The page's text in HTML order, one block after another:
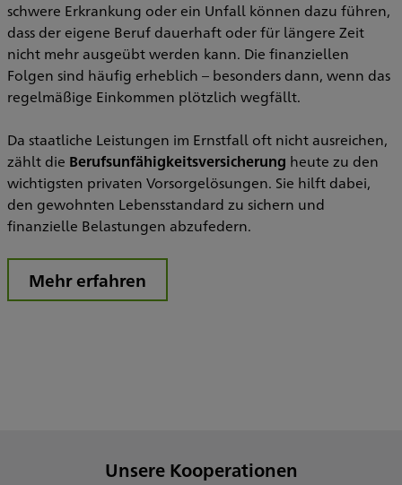
schwere Erkrankung oder ein Unfall können dazu führen,
dass der eigene Beruf dauerhaft oder für längere Zeit
nicht mehr ausgeübt werden kann. Die finanziellen
Folgen sind häufig erheblich – besonders dann, wenn das
regelmäßige Einkommen plötzlich wegfällt.
Da staatliche Leistungen im Ernstfall oft nicht ausreichen,
zählt die Berufsunfähigkeitsversicherung heute zu den
wichtigsten privaten Vorsorgelösungen. Sie hilft dabei,
den gewohnten Lebensstandard zu sichern und
finanzielle Belastungen abzufedern.
Mehr erfahren
Unsere Kooperationen